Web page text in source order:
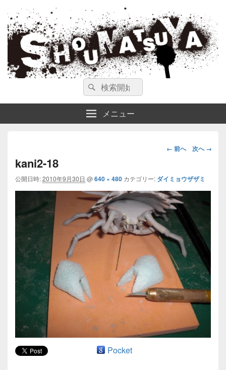
ガンスミス 庄松屋
庄松屋は様々なガンスミスを 製作途中や動画を交えて公開しています。
検
索
対
象:
検
索
メニュー
画
ビ
ゲ
ー
シ
ョ
ン
← 前へ 次へ →
kani2-18
公開日時:2010年9月30日 @640 × 480 カテゴリー: ダイミョウザザミ
Pocket